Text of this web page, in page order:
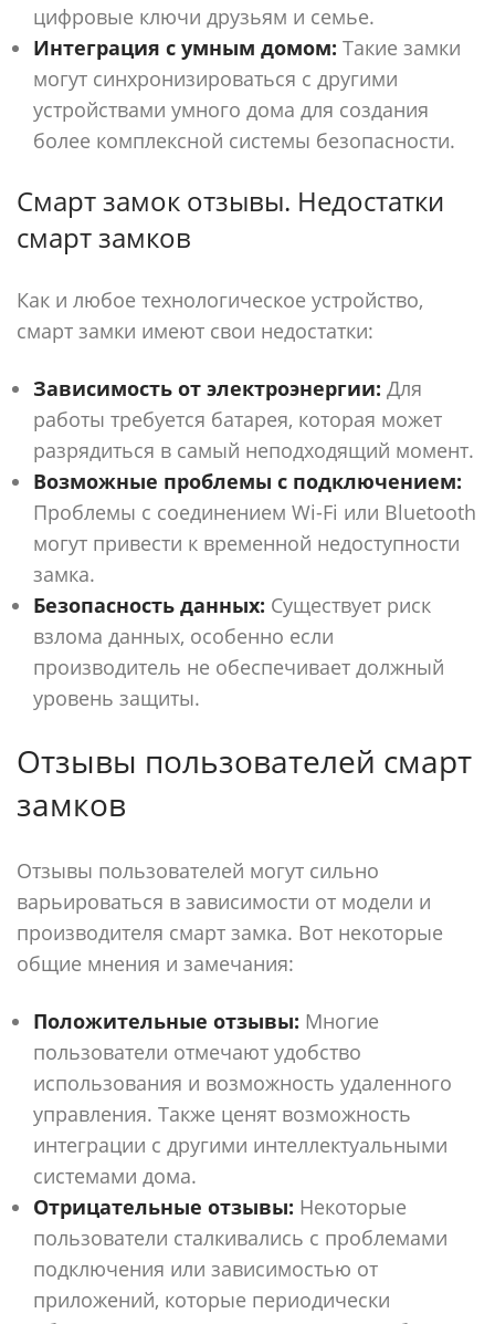
цифровые ключи друзьям и семье.
Интеграция с умным домом: Такие замки
могут синхронизироваться с другими
устройствами умного дома для создания
более комплексной системы безопасности.
Cмарт замок отзывы. Недостатки
смарт замков
Как и любое технологическое устройство,
смарт замки имеют свои недостатки:
Зависимость от электроэнергии: Для
работы требуется батарея, которая может
разрядиться в самый неподходящий момент.
Возможные проблемы с подключением:
Проблемы с соединением Wi-Fi или Bluetooth
могут привести к временной недоступности
замка.
Безопасность данных: Существует риск
взлома данных, особенно если
производитель не обеспечивает должный
уровень защиты.
Отзывы пользователей смарт
замков
Отзывы пользователей могут сильно
варьироваться в зависимости от модели и
производителя смарт замка. Вот некоторые
общие мнения и замечания:
Положительные отзывы: Многие
пользователи отмечают удобство
использования и возможность удаленного
управления. Также ценят возможность
интеграции с другими интеллектуальными
системами дома.
Отрицательные отзывы: Некоторые
пользователи сталкивались с проблемами
подключения или зависимостью от
приложений, которые периодически